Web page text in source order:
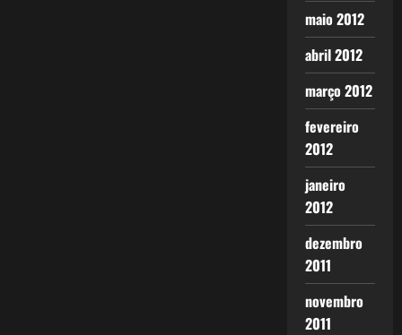
maio 2012
abril 2012
março 2012
fevereiro
2012
janeiro
2012
dezembro
2011
novembro
2011